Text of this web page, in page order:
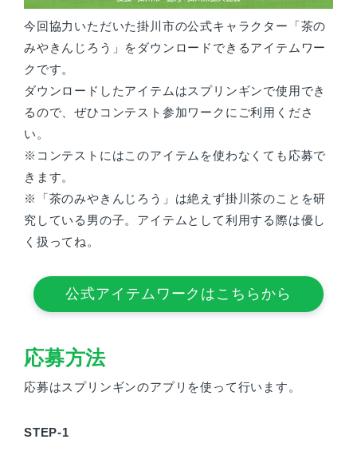
今回協力いただいた掛川市の公式キャラクター「茶の
みやきんじろう」をダウンロードできるアイテムワー
クです。
ダウンロードしたアイテムはスプリンギンで使用でき
るので、ぜひコンテスト参加ワークにご利用くださ
い。
※コンテストにはこのアイテムを使わなくても応募で
きます。
※「茶のみやきんじろう」は絶えず掛川茶のことを研
究している男の子。アイテムとして利用する際は優し
く扱ってね。
公式アイテムワークはこちらから
応募方法
応募はスプリンギンのアプリを使って行います。
STEP-1